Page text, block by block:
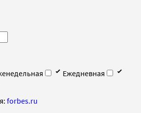
Ежедневная
forbes.ru